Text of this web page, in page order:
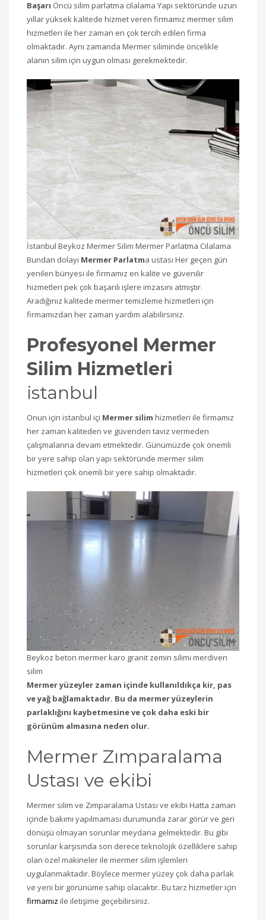
Başarı Öncü silim parlatma cilalama Yapı sektöründe uzun
yıllar yüksek kalitede hizmet veren firmamız mermer silim
hizmetleri ile her zaman en çok tercih edilen firma
olmaktadır. Aynı zamanda Mermer siliminde öncelikle
alanın silim için uygun olması gerekmektedir.
İstanbul Beykoz Mermer Silim Mermer Parlatma Cilalama
Bundan dolayı Mermer Parlatma ustası Her geçen gün
yenilen bünyesi ile firmamız en kalite ve güvenilir
hizmetleri pek çok başarılı işlere imzasını atmıştır.
Aradığınız kalitede mermer temizleme hizmetleri için
firmamızdan her zaman yardım alabilirsiniz.
Profesyonel Mermer
Silim Hizmetleri
istanbul
Onun için istanbul içi Mermer silim hizmetleri ile firmamız
her zaman kaliteden ve güvenden taviz vermeden
çalışmalarına devam etmektedir. Günümüzde çok önemli
bir yere sahip olan yapı sektöründe mermer silim
hizmetleri çok önemli bir yere sahip olmaktadır.
Beykoz beton mermer karo granit zemin silimi merdiven
silim
Mermer yüzeyler zaman içinde kullanıldıkça kir, pas
ve yağ bağlamaktadır. Bu da mermer yüzeylerin
parlaklığını kaybetmesine ve çok daha eski bir
görünüm almasına neden olur.
Mermer Zımparalama
Ustası ve ekibi
Mermer silim ve Zımparalama Ustası ve ekibi Hatta zaman
içinde bakımı yapılmaması durumunda zarar görür ve geri
dönüşü olmayan sorunlar meydana gelmektedir. Bu gibi
sorunlar karşısında son derece teknolojik özelliklere sahip
olan özel makineler ile mermer silim işlemleri
uygulanmaktadır. Böylece mermer yüzey çok daha parlak
ve yeni bir görünüme sahip olacaktır. Bu tarz hizmetler için
firmamız ile iletişime geçebilirsiniz.